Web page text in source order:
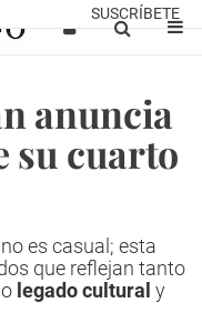
SUSCRÍBETE
anuncia
su cuarto
no es casual; esta
que reflejan tanto
legado cultural y